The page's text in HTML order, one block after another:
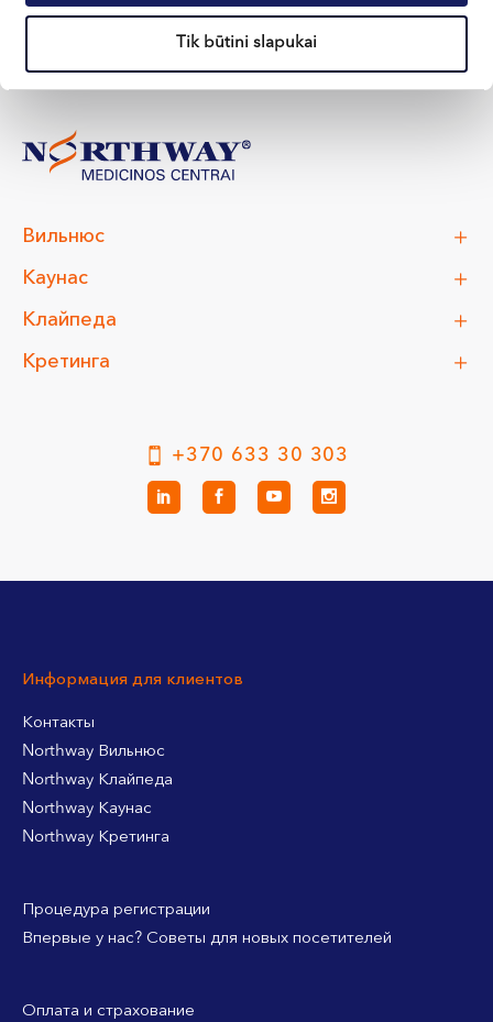
Tik būtini slapukai
Вильнюс
Каунас
Клайпеда
Кретинга
+370 633 30 303
Информация для клиентов
Контакты
Northway Вильнюс
Northway Клайпеда
Northway Каунас
Northway Кретинга
Процедура регистрации
Впервые у нас? Советы для новых посетителей
Оплата и страхование